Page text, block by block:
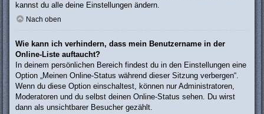
kannst du alle deine Einstellungen ändern.
Nach oben
Wie kann ich verhindern, dass mein Benutzername in der
Online-Liste auftaucht?
In deinem persönlichen Bereich findest du in den Einstellungen eine
Option „Meinen Online-Status während dieser Sitzung verbergen“.
Wenn du diese Option einschaltest, können nur Administratoren,
Moderatoren und du selbst deinen Online-Status sehen. Du wirst
dann als unsichtbarer Besucher gezählt.